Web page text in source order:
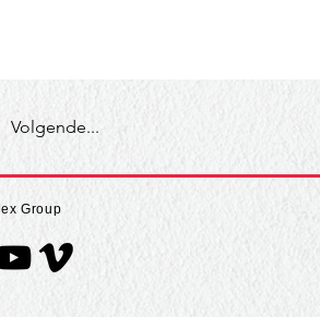
Volgende...
Group